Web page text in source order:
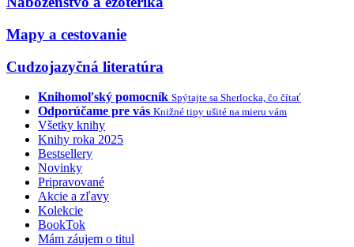
Mapy a cestovanie
Cudzojazyčná literatúra
Knihomoľský pomocník Spýtajte sa Sherlocka, čo čítať
Odporúčame pre vás Knižné tipy ušité na mieru vám
Všetky knihy
Knihy roka 2025
Bestsellery
Novinky
Pripravované
Akcie a zľavy
Kolekcie
BookTok
Mám záujem o titul